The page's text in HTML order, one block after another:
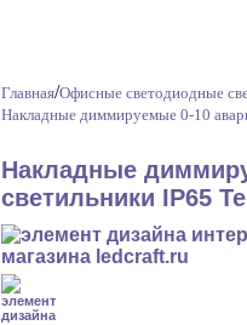
Главная/Офисные светодиодные
Накладные диммируемые 0-10
Накладные
светильники IP65